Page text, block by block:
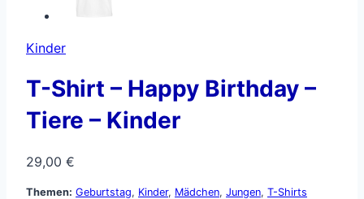
Kinder
T-Shirt – Happy Birthday –
Tiere – Kinder
29,00 €
Themen: Geburtstag, Kinder, Mädchen, Jungen, T-Shirts